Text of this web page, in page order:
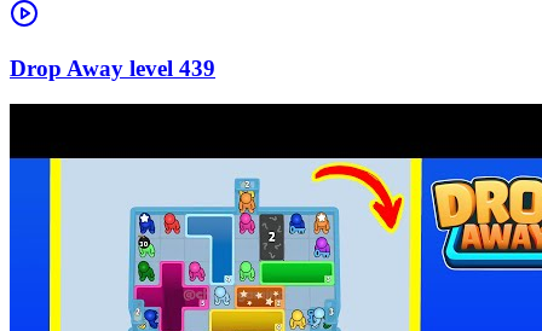
439